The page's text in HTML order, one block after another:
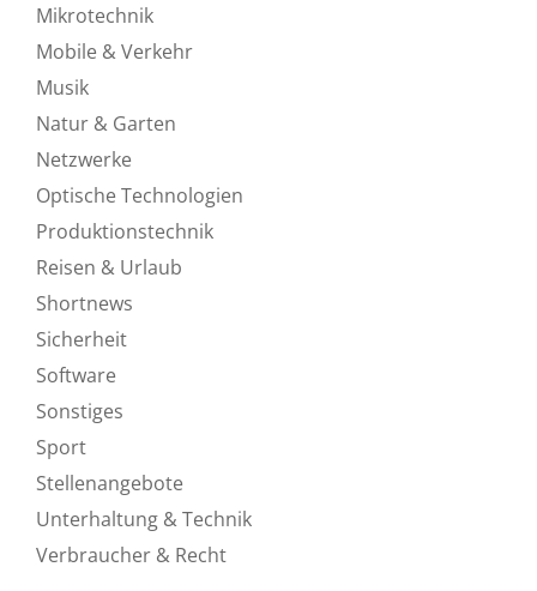
Mikrotechnik
Mobile & Verkehr
Musik
Natur & Garten
Netzwerke
Optische Technologien
Produktionstechnik
Reisen & Urlaub
Shortnews
Sicherheit
Software
Sonstiges
Sport
Stellenangebote
Unterhaltung & Technik
Verbraucher & Recht